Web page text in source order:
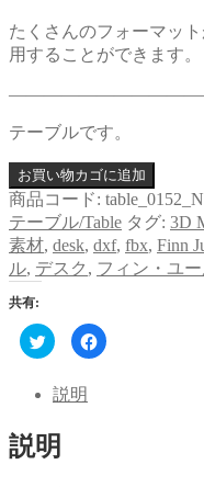
たくさんのフォーマッ
用することができます。
テーブルです。
お買い物カゴに追加
商品コード:
テーブル/Table タグ: 3D
素材, desk, dxf, fbx, Finn
ル, デスク , フィン・ユ
共有:
ク
リ
し
て
で
共
有
Facebook
で
説明
説明